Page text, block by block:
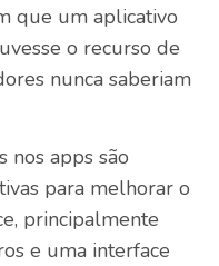
que um aplicativo
o recurso de
nunca saberiam
nos apps são
para melhorar o
principalmente
e uma interface